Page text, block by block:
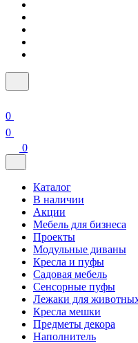
0
0
0
Каталог
В наличии
Акции
Мебель для бизнеса
Проекты
Модульные диваны
Кресла и пуфы
Садовая мебель
Сенсорные пуфы
Лежаки для
Кресла мешки
Предметы декора
Наполнитель